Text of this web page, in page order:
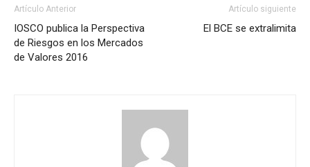
Artículo Anterior
IOSCO publica la Perspectiva
de Riesgos en los Mercados
de Valores 2016
Artículo siguiente
El BCE se extralimita